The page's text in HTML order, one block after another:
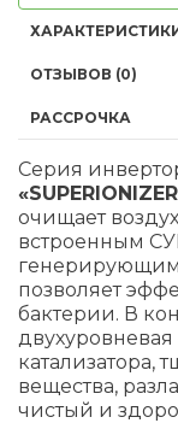
ОТЗЫВОВ (0)
РАССРОЧКА
Cерия
очищает
встроенным
генерирующим
позволяет
бактерии. В
катализатора,
вещества,
чистый и